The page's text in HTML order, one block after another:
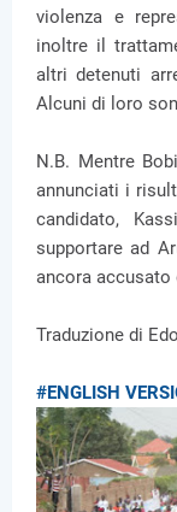
violenza e
inoltre il
altri detenuti
Alcuni di loro
N.B. Mentre
annunciati i
candidato,
supportare ad
ancora accusato
Traduzione di
#ENGLISH